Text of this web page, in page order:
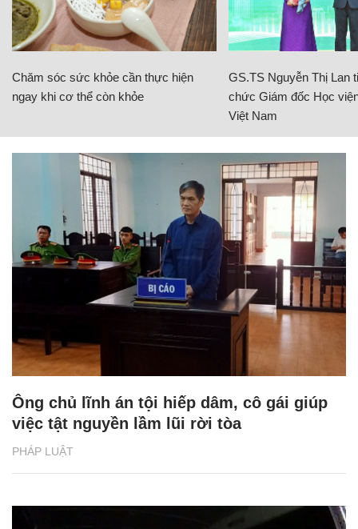
Chăm sóc sức khỏe cần thực hiện
ngay khi cơ thể còn khỏe
GS.TS Nguyễn Thị Lan
chức Giám đốc Học
Việt Nam
PHÁP LUẬT
Ông chủ lĩnh án tội hiếp dâm, cô gái giúp
việc tật nguyền lầm lũi rời tòa